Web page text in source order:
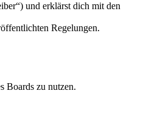
und erklärst dich mit den
Regelungen.
Boards zu nutzen.